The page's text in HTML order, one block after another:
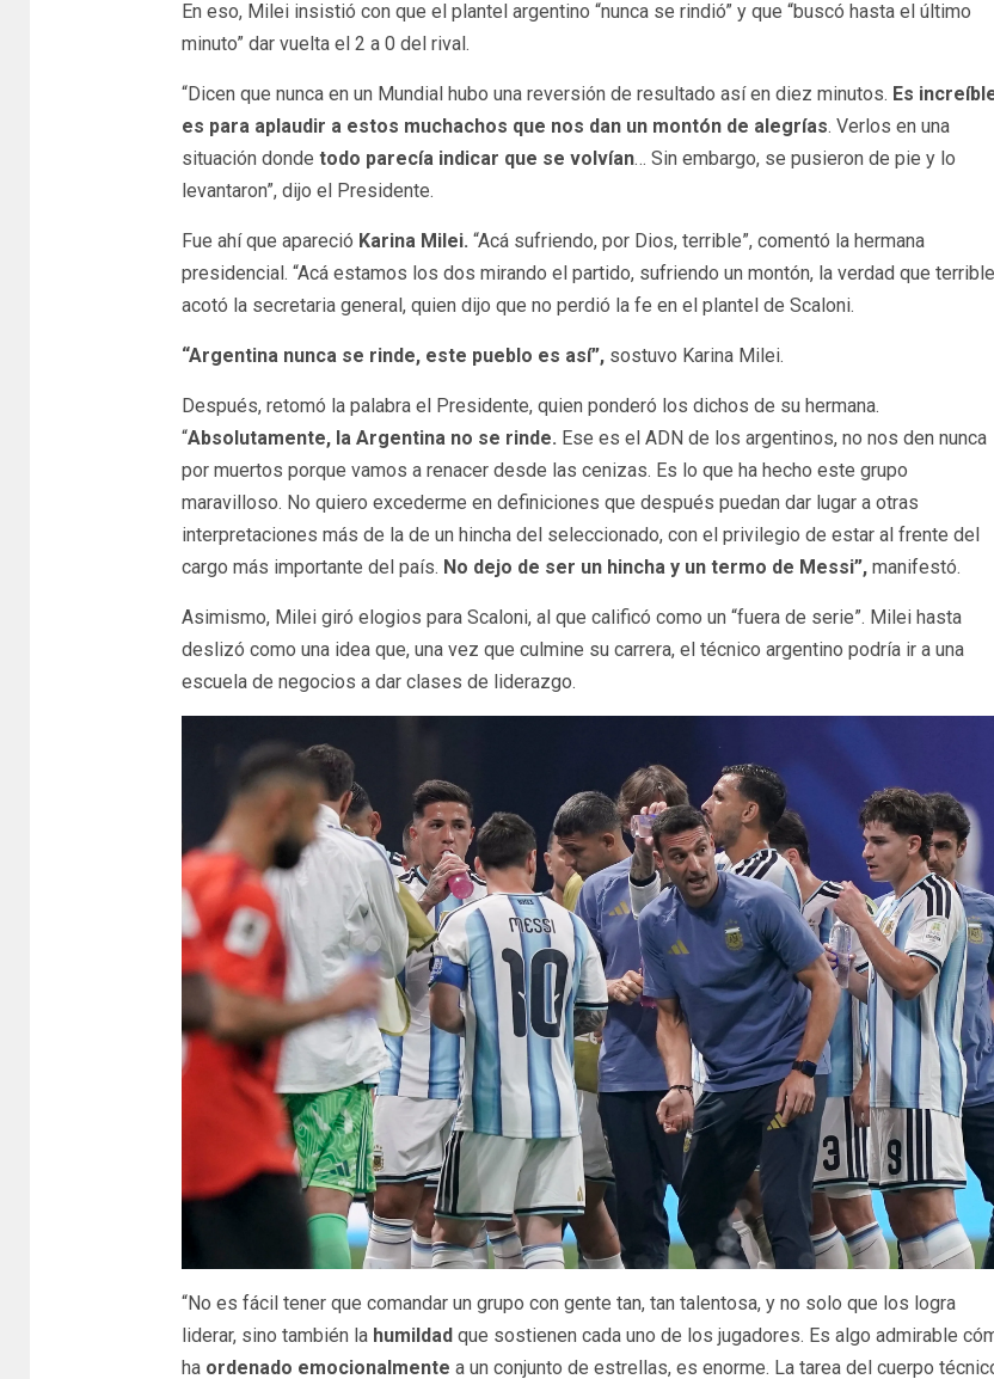
En eso, Milei insistió con que el plantel argentino “nunca se rindió” y que “buscó hasta el último
minuto” dar vuelta el 2 a 0 del rival.
“Dicen que nunca en un Mundial hubo una reversión de resultado así en diez minutos. Es
es para aplaudir a estos muchachos que nos dan un montón de alegrías. Verlos en una
situación donde todo parecía indicar que se volvían… Sin embargo, se pusieron de pie y lo
levantaron”, dijo el Presidente.
Fue ahí que apareció Karina Milei. “Acá sufriendo, por Dios, terrible”, comentó la hermana
presidencial. “Acá estamos los dos mirando el partido, sufriendo un montón, la verdad que
acotó la secretaria general, quien dijo que no perdió la fe en el plantel de Scaloni.
“Argentina nunca se rinde, este pueblo es así”, sostuvo Karina Milei.
Después, retomó la palabra el Presidente, quien ponderó los dichos de su hermana.
“Absolutamente, la Argentina no se rinde. Ese es el ADN de los argentinos, no nos den nunca
por muertos porque vamos a renacer desde las cenizas. Es lo que ha hecho este grupo
maravilloso. No quiero excederme en definiciones que después puedan dar lugar a otras
interpretaciones más de la de un hincha del seleccionado, con el privilegio de estar al frente del
cargo más importante del país. No dejo de ser un hincha y un termo de Messi”, manifestó.
Asimismo, Milei giró elogios para Scaloni, al que calificó como un “fuera de serie”. Milei hasta
deslizó como una idea que, una vez que culmine su carrera, el técnico argentino podría ir a una
escuela de negocios a dar clases de liderazgo.
“No es fácil tener que comandar un grupo con gente tan, tan talentosa, y no solo que los logra
liderar, sino también la humildad que sostienen cada uno de los jugadores. Es algo admirable
haordenado emocionalmente a un conjunto de estrellas, es enorme. La tarea del cuerpo